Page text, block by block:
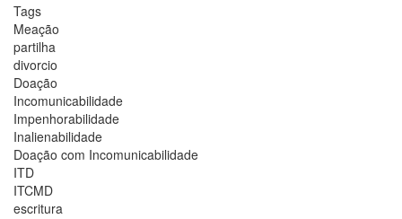
Tags
Meação
partilha
divorcio
Doação
Incomunicabilidade
Impenhorabilidade
Inalienabilidade
Doação com Incomunicabilidade
ITD
ITCMD
escritura